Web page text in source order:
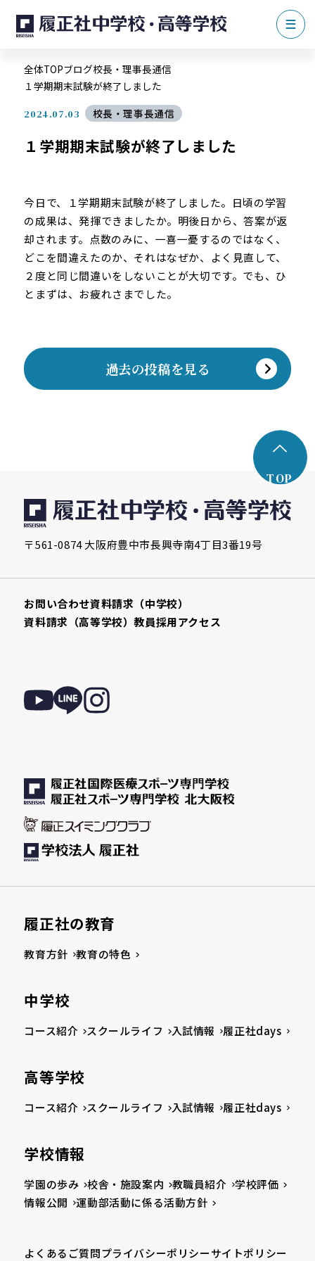
全体TOPブログ校長・理事長通信
１学期期末試験が終了しました
2024.07.03 校長・理事長通信
１学期期末試験が終了しました
今日で、１学期期末試験が終了しました。日頃の学習
の成果は、発揮できましたか。明後日から、答案が返
却されます。点数のみに、一喜一憂するのではなく、
どこを間違えたのか、それはなぜか、よく見直して、
２度と同じ間違いをしないことが大切です。でも、ひ
とまずは、お疲れさまでした。
過去の投稿を見る
TOP
〒561-0874 大阪府豊中市長興寺南4丁目3番19号
お問い合わせ資料請求（中学校）
資料請求（高等学校）教員採用アクセス
履正社の教育
教育方針 教育の特色
中学校
コース紹介 スクールライフ 入試情報 履正社days
高等学校
コース紹介 スクールライフ 入試情報 履正社days
学校情報
学園の歩み 校舎・施設案内 教職員紹介
学校評価
情報公開
運動部活動に係る活動方針
よくあるご質問プライバシーポリシーサイトポリシー